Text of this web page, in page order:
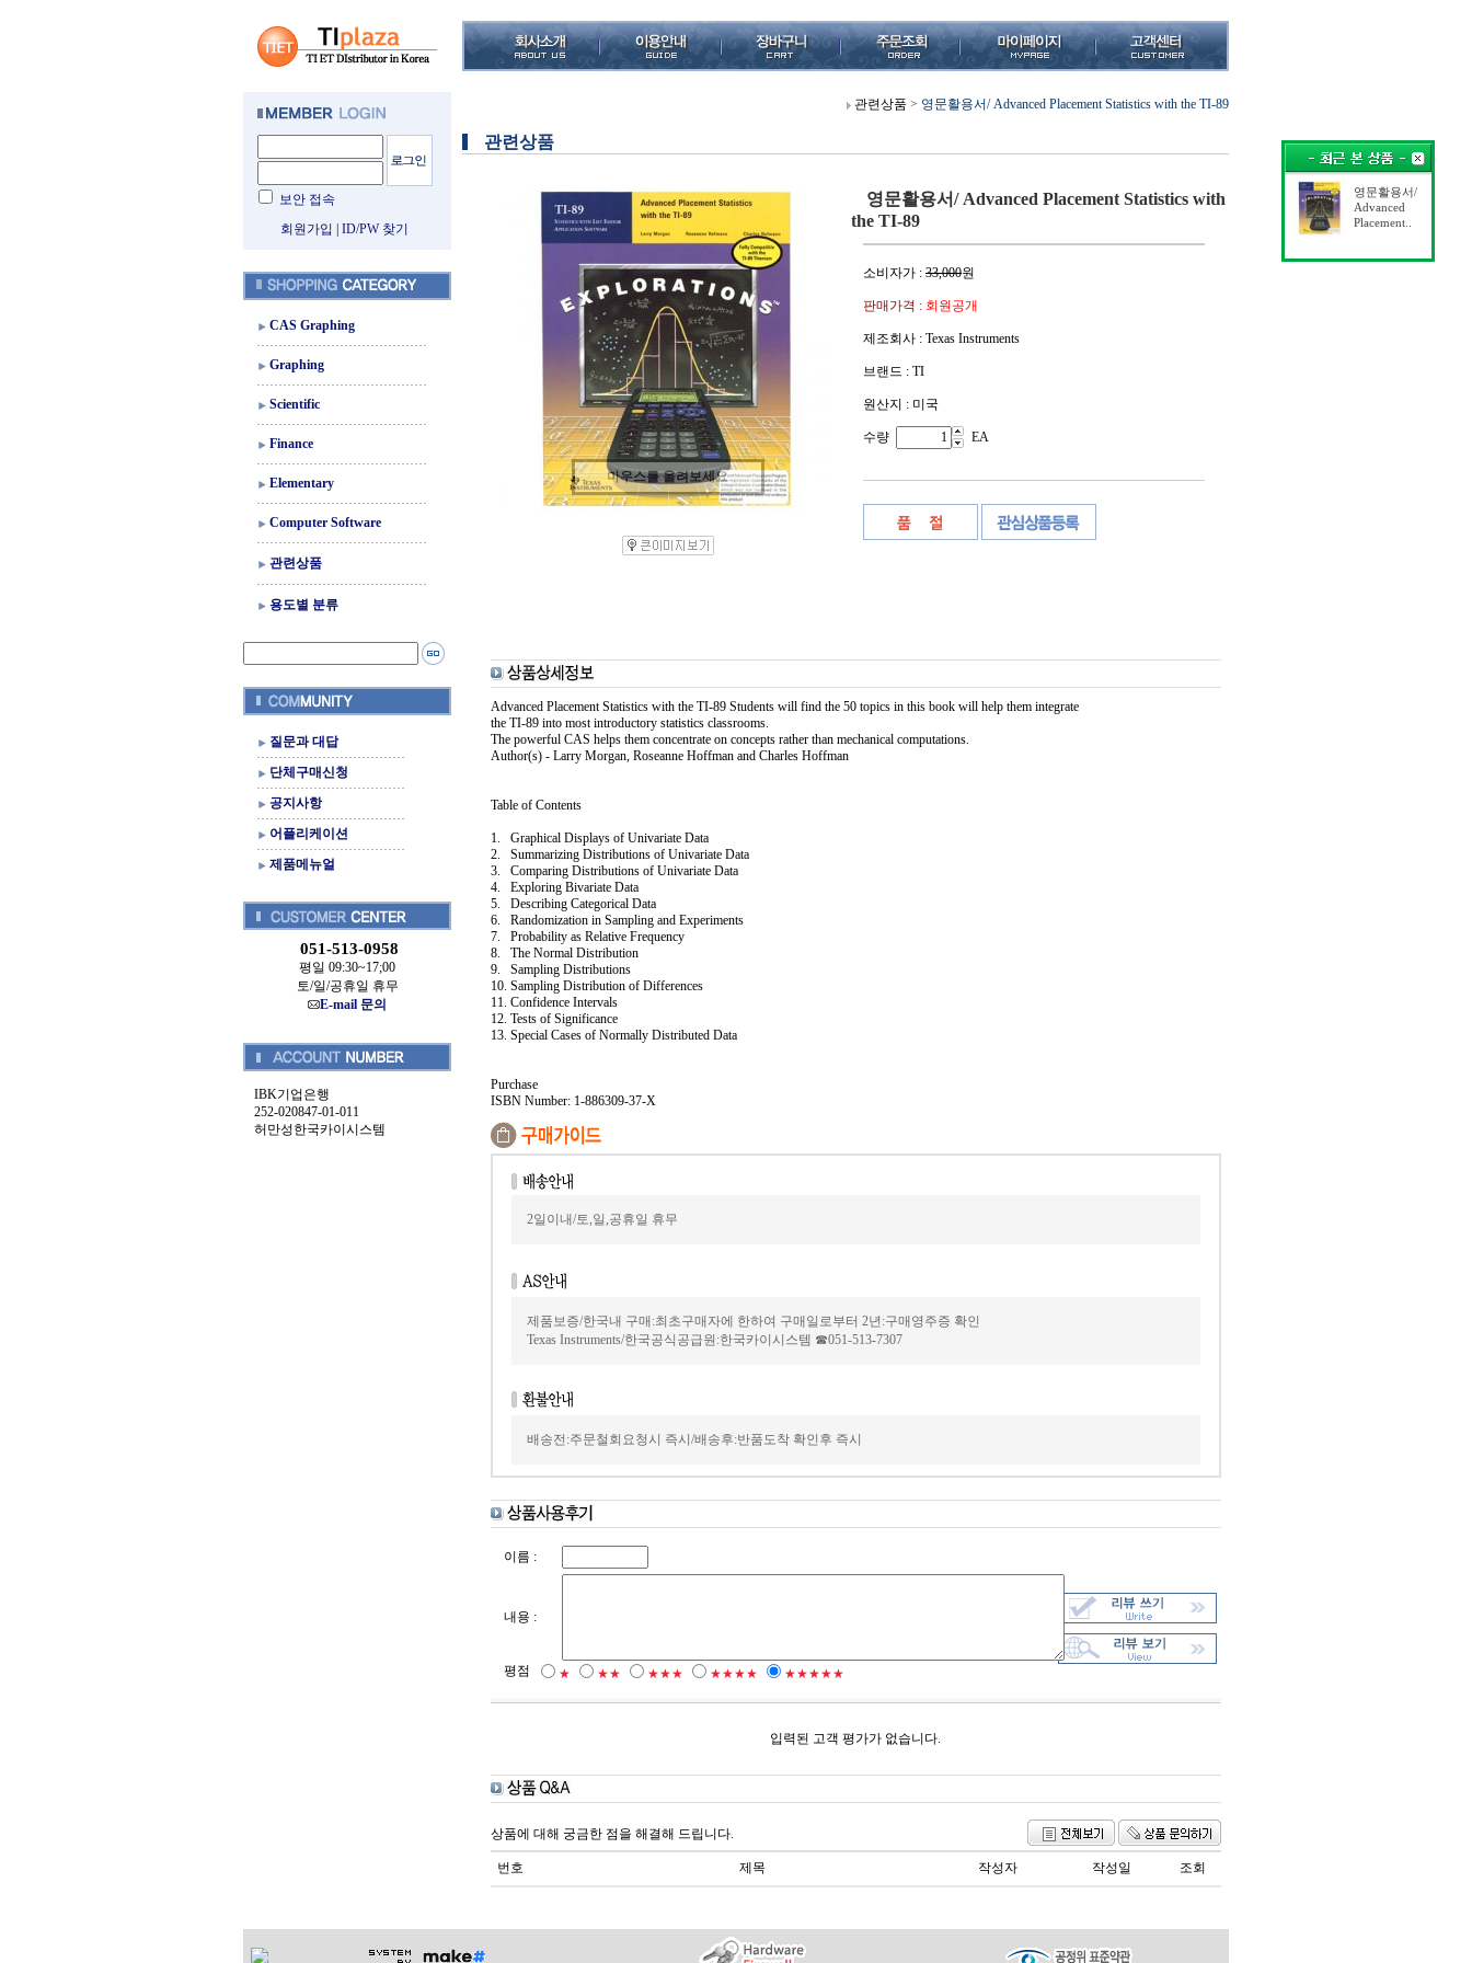
보안 접속
회원가입
ID/PW 찾기
CAS Graphing
Graphing
Scientific
Finance
Elementary
Computer Software
관련상품
용도별 분류
질문과 대답
단체구매신청
공지사항
어플리케이션
제품메뉴얼
051-513-0958
평일 09:30~17;00
토/일/공휴일 휴무
E-mail 문의
IBK기업은행
252-020847-01-011
허만성한국카이시스템
관련상품 > 영문활용서/ Advanced Placement Statistics with the TI-89
관련상품
마우스를 올려보세요
영문활용서/ Advanced Placement Statistics with
the TI-89
소비자가 : 33,000원
판매가격 : 회원공개
제조회사 : Texas Instruments
브랜드 : TI
원산지 : 미국
수량 EA
Advanced Placement Statistics with the TI-89 Students will find the 50 topics in this book will help them integrate
the TI-89 into most introductory statistics classrooms.
The powerful CAS helps them concentrate on concepts rather than mechanical computations.
Author(s) - Larry Morgan, Roseanne Hoffman and Charles Hoffman
Table of Contents
1. Graphical Displays of Univariate Data
2. Summarizing Distributions of Univariate Data
3. Comparing Distributions of Univariate Data
4. Exploring Bivariate Data
5. Describing Categorical Data
6. Randomization in Sampling and Experiments
7. Probability as Relative Frequency
8. The Normal Distribution
9. Sampling Distributions
10. Sampling Distribution of Differences
11. Confidence Intervals
12. Tests of Significance
13. Special Cases of Normally Distributed Data
Purchase
ISBN Number: 1-886309-37-X
2일이내/토,일,공휴일 휴무
제품보증/한국내 구매:최초구매자에 한하여 구매일로부터 2년:구매영주증 확인
Texas Instruments/한국공식공급원:한국카이시스템 ☎051-513-7307
배송전:주문철회요청시 즉시/배송후:반품도착 확인후 즉시
이름 :
내용 :
평점 ★ ★★ ★★★ ★★★★ ★★★★★
입력된 고객 평가가 없습니다.
상품에 대해 궁금한 점을 해결해 드립니다.
번호 제목 작성자 작성일 조회
영문활용서/
Advanced
Placement..